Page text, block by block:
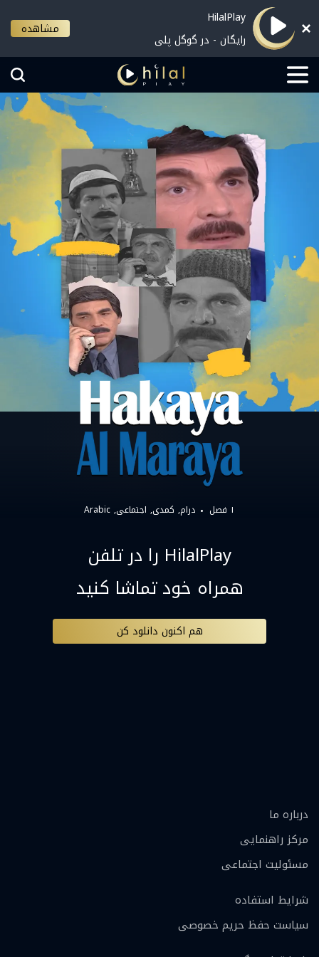
HilalPlay
رایگان - در گوگل پلی
مشاهده
۱ فصل درام کمدی اجتماعی Arabic
HilalPlay را در تلفن
همراه خود تماشا کنید
هم اکنون دانلود کن
درباره ما
مرکز راهنمایی
مسئولیت اجتماعی
شرایط استفاده
سیاست حفظ حریم خصوصی